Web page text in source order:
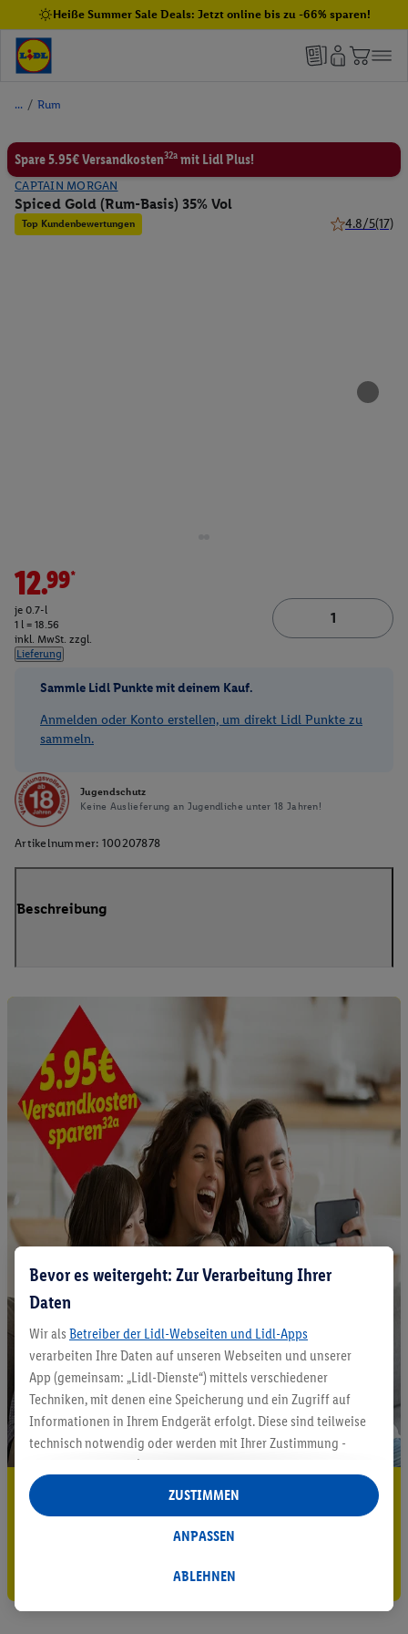
Heiße Summer Sale Deals: Jetzt online bis zu -66% sparen!
/ Rum
Spare 5.95€ Versandkosten32a mit Lidl Plus!
CAPTAIN MORGAN
Spiced Gold (Rum-Basis) 35% Vol
Top Kundenbewertungen 4.8/5(17)
12.99*
je 0.7-l
1 l = 18.56
inkl. MwSt. zzgl.
Lieferung
Sammle Lidl Punkte mit deinem Kauf.
Anmelden oder Konto erstellen, um direkt Lidl Punkte zu
sammeln.
Jugendschutz
Keine Auslieferung an Jugendliche unter 18 Jahren!
Artikelnummer: 100207878
Beschreibung
5.95 € Versand sparen³²ᵃ
Gutschein sichern!
Bevor es weitergeht: Zur Verarbeitung Ihrer
Daten
Wir als Betreiber der Lidl-Webseiten und Lidl-Apps
verarbeiten Ihre Daten auf unseren Webseiten und unserer
App (gemeinsam: „Lidl-Dienste“) mittels verschiedener
Techniken, mit denen eine Speicherung und ein Zugriff auf
Informationen in Ihrem Endgerät erfolgt. Diese sind teilweise
technisch notwendig oder werden mit Ihrer Zustimmung -
auch durch Partner (u.a.
Verantwortliche; im Zusammenhang mit dem IAB TCF
insgesamt
Statistik-Erstellung oder für personalisierte Werbung
Datenverarbeitungen für personalisierte Werbung werden
ABLEHNEN
ANPASSEN
ZUSTIMMEN